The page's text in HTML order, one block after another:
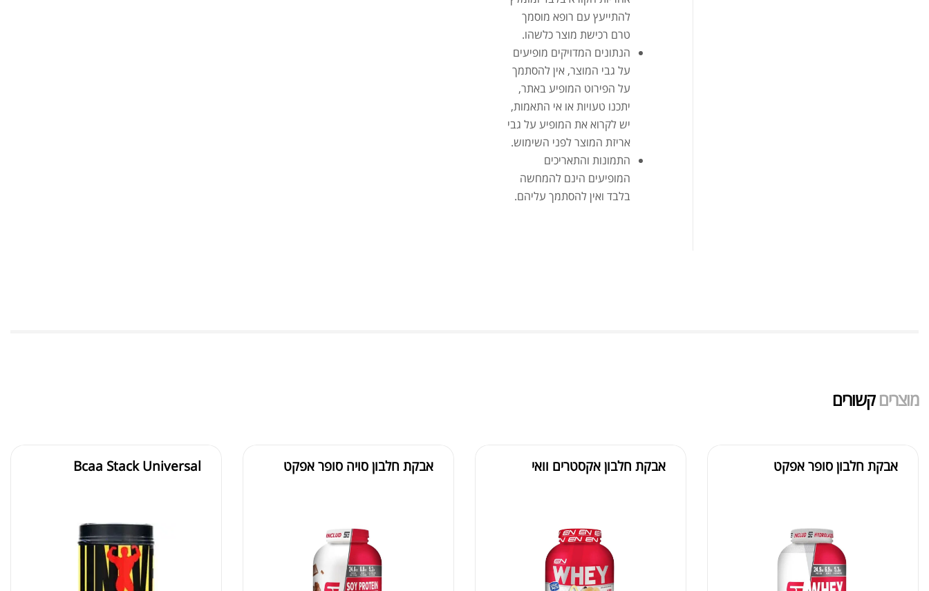
להתייעץ עם רופא מוסמך
טרם רכישת מוצר כלשהו.
הנתונים המדויקים מופיעים
על גבי המוצר, אין להסתמך
על הפירוט המופיע באתר,
יתכנו טעויות או אי התאמות,
יש לקרוא את המופיע על גבי
אריזת המוצר לפני השימוש.
התמונות והתאריכים
המופיעים הינם להמחשה
בלבד ואין להסתמך עליהם.
מוצרים קשורים
אבקת חלבון סופר אפקט אבקת חלבון אקסטרים וואי אבקת חלבון סויה סופר אפקט Bcaa Stack Universal